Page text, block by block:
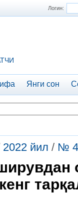
Логин:
Янги сон
2022 йил / №